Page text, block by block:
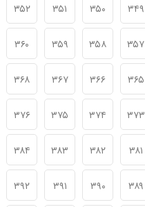
۳۴۹ ۳۵۰ ۳۵۱ ۳۵۲
۳۵۷ ۳۵۸ ۳۵۹ ۳۶۰
۳۶۵ ۳۶۶ ۳۶۷ ۳۶۸
۳۷۳ ۳۷۴ ۳۷۵ ۳۷۶
۳۸۱ ۳۸۲ ۳۸۳ ۳۸۴
۳۸۹ ۳۹۰ ۳۹۱ ۳۹۲